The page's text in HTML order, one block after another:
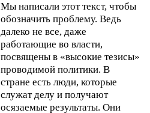
Мы написали этот текст, чтобы
обозначить проблему. Ведь
далеко не все, даже
работающие во власти,
посвящены в «высокие тезисы»
проводимой политики. В
стране есть люди, которые
служат делу и получают
осязаемые результаты. Они